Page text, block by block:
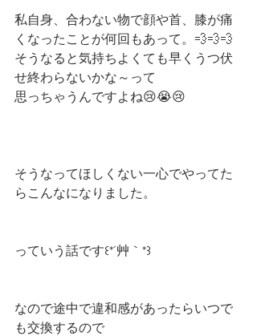
私自身、合わない物で顔や首、膝が痛
くなったことが何回もあって。💨💨💨
そうなると気持ちよくても早くうつ伏
せ終わらないかな～って
思っちゃうんですよね😢😭😢
そうなってほしくない一心でやってた
らこんなになりました。
っていう話です꒰*´艸｀*꒱
なので途中で違和感があったらいつで
も交換するので